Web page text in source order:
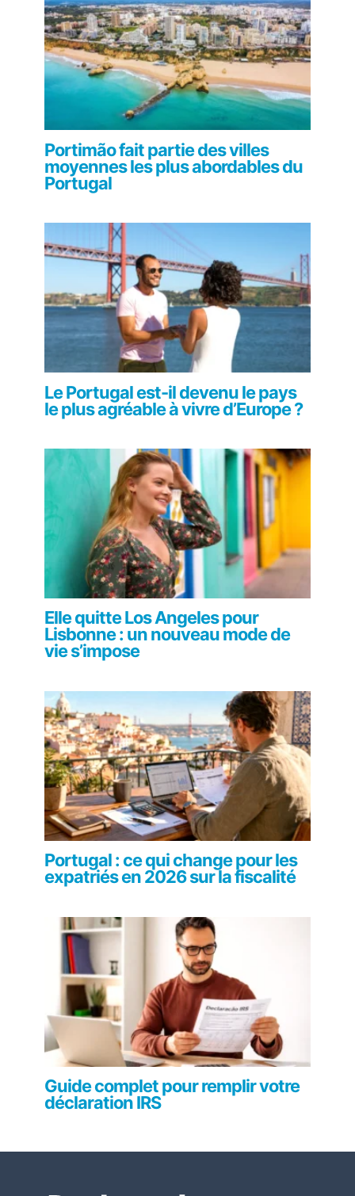
Portimão fait partie des villes
moyennes les plus abordables du
Portugal
Le Portugal est-il devenu le pays
le plus agréable à vivre d’Europe ?
Elle quitte Los Angeles pour
Lisbonne : un nouveau mode de
vie s’impose
Portugal : ce qui change pour les
expatriés en 2026 sur la fiscalité
Guide complet pour remplir votre
déclaration IRS